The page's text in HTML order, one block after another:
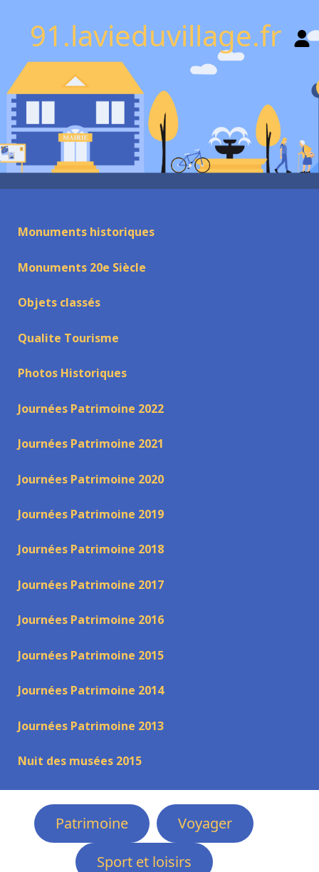
91.lavieduvillage.fr
Monuments historiques
Monuments 20e Siècle
Objets classés
Qualite Tourisme
Photos Historiques
Journées Patrimoine 2022
Journées Patrimoine 2021
Journées Patrimoine 2020
Journées Patrimoine 2019
Journées Patrimoine 2018
Journées Patrimoine 2017
Journées Patrimoine 2016
Journées Patrimoine 2015
Journées Patrimoine 2014
Journées Patrimoine 2013
Nuit des musées 2015
Patrimoine
Voyager
Sport et loisirs